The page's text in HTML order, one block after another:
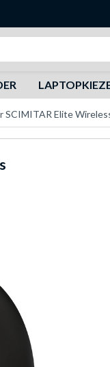
SCIMITAR Elite